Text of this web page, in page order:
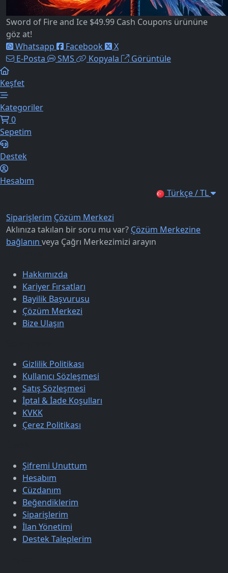
Sword of Fire and Ice $49.99 Cash Coupons ürününe
göz at!
Whatsapp
Facebook
X
E-Posta
SMS Kopyala Görüntüle
Keşfet
Kategoriler
0
Sepetim
Destek
Hesabım
Türkçe / TL
Siparişlerim Çözüm Merkezi
Aklınıza takılan bir soru mu var? Çözüm Merkezine
bağlanın veya Çağrı Merkezimizi arayın
Hakkımızda
Kariyer Fırsatları
Bayilik Başvurusu
Çözüm Merkezi
Bize Ulaşın
Gizlilik Politikası
Kullanıcı Sözleşmesi
Satış Sözleşmesi
İptal & İade Koşulları
KVKK
Çerez Politikası
Şifremi Unuttum
Hesabım
Cüzdanım
Beğendiklerim
Siparişlerim
İlan Yönetimi
Destek Taleplerim